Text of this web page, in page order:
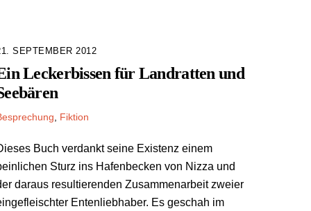
SEPTEMBER 2012
Leckerbissen für Landratten und
Fiktion
Buch verdankt seine Existenz einem
Sturz ins Hafenbecken von Nizza und
daraus resultierenden Zusammenarbeit zweier
Entenliebhaber. Es geschah im